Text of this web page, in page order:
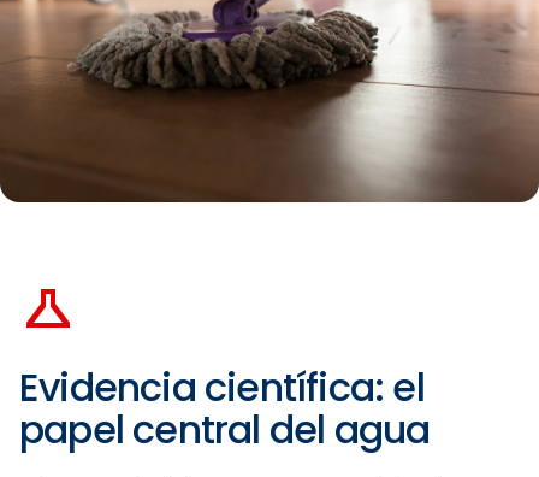
Evidencia científica: el
papel central del agua